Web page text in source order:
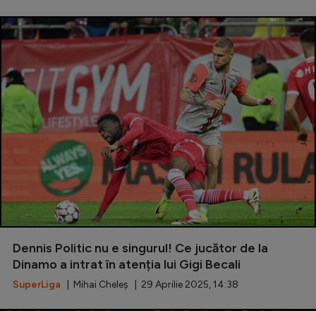
Campionate
Starurile fotbalului
EURO 2024
Stranieri
Clasamente
Tenis
Handbal
Natație
Formula 1
Dennis Politic nu e singurul! Ce jucător de la
Dinamo a intrat în atenția lui Gigi Becali
SuperLiga | Mihai Cheleș | 29 Aprilie 2025, 14:38